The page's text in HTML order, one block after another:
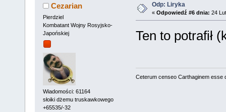
Cezarian
Pierdziel
Kombatant Wojny Rosyjsko-
Japońskiej
Wiadomości: 61164
słoiki dżemu truskawkowego
+65535/-32
Odp: Liryka
« Odpowiedź #6 dnia: 24
Ten to potrafił
Ceterum censeo Carthaginem esse